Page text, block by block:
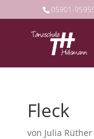
05901-
Fleck
von Julia Rüther